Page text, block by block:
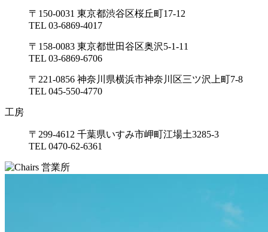
〒150-0031 東京都渋谷区桜丘町17-12
TEL 03-6869-4017
〒158-0083 東京都世田谷区奥沢5-1-11
TEL 03-6869-6706
〒221-0856 神奈川県横浜市神奈川区三ツ沢上町7-8
TEL 045-550-4770
工房
〒299-4612 千葉県いすみ市岬町江場土3285-3
TEL 0470-62-6361